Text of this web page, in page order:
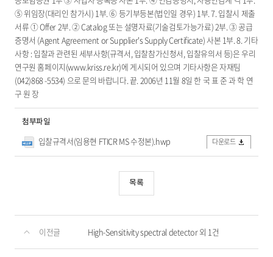
⑤ 위임장(대리인 참가시) 1부. ⑥ 등기부등본(법인일 경우) 1부. 7. 입찰시 제출
서류 ① Offer 2부. ② Catalog 또는 설명자료(기술검토가능가료) 2부. ③ 공급
증명서 (Agent Agreement or Supplier's Supply Certificate) 사본 1부. 8. 기타
사항 : 입찰과 관련된 세부사항(규격서, 입찰참가신청서, 입찰유의서 등)은 우리
연구원 홈페이지(www.kriss.re.kr)에 게시되어 있으며 기타사항은 자재팀
(042)868 -5534) 으로 문의 바랍니다. 끝. 2006년 11월 8일 한 국 표 준 과 학 연
구 원 장
첨부파일
입찰규격서(임용현 FTICR MS 수정본).hwp 다운로드
목록
이전글 High-Sensitivity spectral detector 외 1건